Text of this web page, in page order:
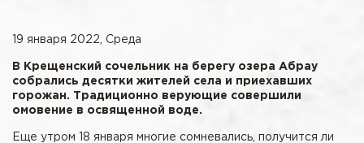
19 января 2022, Среда
В Крещенский сочельник на берегу озера Абрау
собрались десятки жителей села и приехавших
горожан. Традиционно верующие совершили
омовение в освященной воде.
Еще утром 18 января многие сомневались, получится ли